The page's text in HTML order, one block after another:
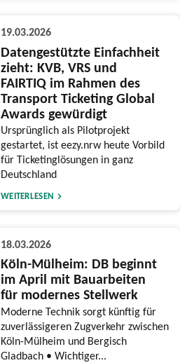
19.03.2026
Datengestützte Einfachheit
zieht: KVB, VRS und
FAIRTIQ im Rahmen des
Transport Ticketing Global
Awards gewürdigt
Ursprünglich als Pilotprojekt
gestartet, ist eezy.nrw heute Vorbild
für Ticketinglösungen in ganz
Deutschland
WEITERLESEN
18.03.2026
Köln-Mülheim: DB beginnt
im April mit Bauarbeiten
für modernes Stellwerk
Moderne Technik sorgt künftig für
zuverlässigeren Zugverkehr zwischen
Köln-Mülheim und Bergisch
Gladbach • Wichtiger...